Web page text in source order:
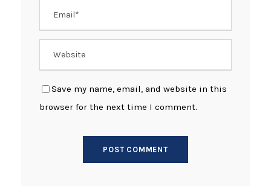
Save my name, email, and website in this
browser for the next time I comment.